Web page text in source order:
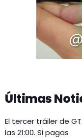
Últimas
El tercer tráiler de
las 21:00. Si pagas